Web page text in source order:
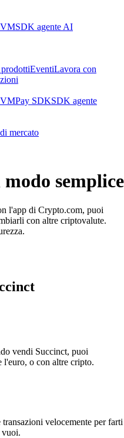
SDK agente AI
EventiLavora con
Pay SDKSDK agente
mercato
semplice
l'app di Crypto.com, puoi
con altre criptovalute.
vendi Succinct, puoi
l'euro, o con altre cripto.
velocemente per farti
vuoi.